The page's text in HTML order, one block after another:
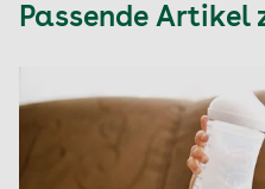
Passende Artikel